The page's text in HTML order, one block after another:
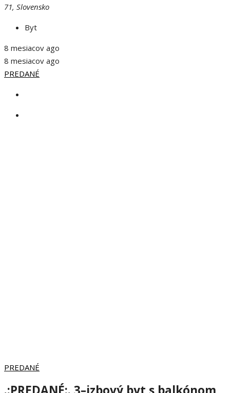
71, Slovensko
Byt
8 mesiacov ago
8 mesiacov ago
PREDANÉ
PREDANÉ